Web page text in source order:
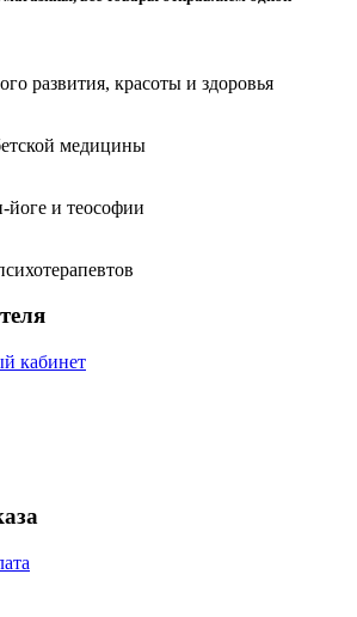
развития, красоты и здоровья
медицины
и теософии
кабинет